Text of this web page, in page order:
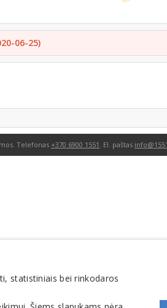
06-25)
Telefonas +370 6900 1551 . El. paštas
statistiniais bei rinkodaros